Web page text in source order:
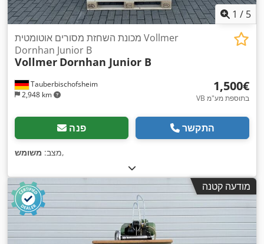
1 / 5
Tauberbischofsheim
2,948 km
מכונת השחזת מסורים אוטומטית Vollmer
Dornhan Junior B
Vollmer Dornhan Junior B
‏1,500 ‏€
VB בתוספת מע"מ
פנה התקשר
מצב: משומש ,
מודעה קטנה